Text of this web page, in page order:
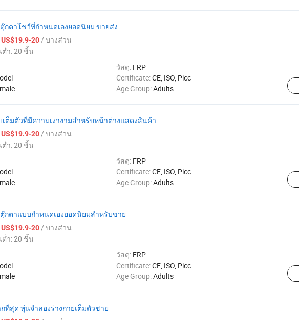
กตาโชว์ที่กำหนดเองยอดนิยม ขายส่ง
US$19.9-20/ บางส่วน
ำ:20 ชิ้น
วัสดุ: FRP
Certificate:CE, ISO, Picc
Age Group:Adults
ต็มตัวที่มีความเงางามสำหรับหน้าต่างแสดงสินค้า
US$19.9-20/ บางส่วน
ำ:20 ชิ้น
วัสดุ: FRP
Certificate:CE, ISO, Picc
Age Group:Adults
กตาแบบกำหนดเองยอดนิยมสำหรับขาย
US$19.9-20/ บางส่วน
ำ:20 ชิ้น
วัสดุ: FRP
Certificate:CE, ISO, Picc
Age Group:Adults
ที่สุด หุ่นจำลองร่างกายเต็มตัวชาย